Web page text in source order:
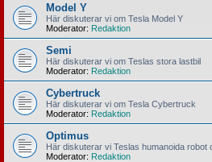
Model Y
Här diskuterar vi om Tesla Model Y
Moderator: Redaktion
Semi
Här diskuterar vi om Teslas stora lastbil
Moderator: Redaktion
Cybertruck
Här diskuterar vi om Tesla Cybertruck
Moderator: Redaktion
Optimus
Här diskuterar vi Teslas humanoida robot
Moderator: Redaktion